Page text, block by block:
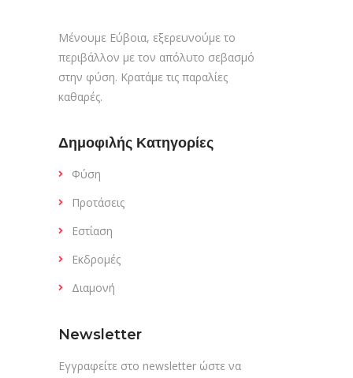
Μένουμε Εύβοια, εξερευνούμε το
περιβάλλον με τον απόλυτο σεβασμό
στην φύση. Κρατάμε τις παραλίες
καθαρές.
Δημοφιλής Κατηγορίες
Φύση
Προτάσεις
Εστίαση
Εκδρομές
Διαμονή
Newsletter
Εγγραφείτε στο newsletter ώστε να